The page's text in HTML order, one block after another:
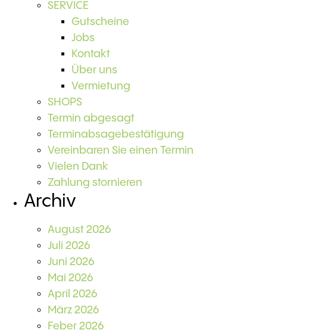
SERVICE
Gutscheine
Jobs
Kontakt
Über uns
Vermietung
SHOPS
Termin abgesagt
Terminabsagebestätigung
Vereinbaren Sie einen Termin
Vielen Dank
Zahlung stornieren
Archiv
August 2026
Juli 2026
Juni 2026
Mai 2026
April 2026
März 2026
Feber 2026